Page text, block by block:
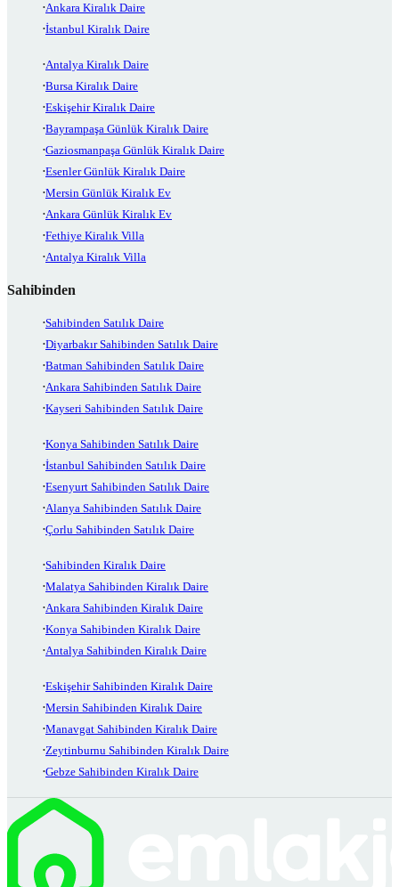
Ankara Kiralık Daire
İstanbul Kiralık Daire
Antalya Kiralık Daire
Bursa Kiralık Daire
Eskişehir Kiralık Daire
Bayrampaşa Günlük Kiralık Daire
Gaziosmanpaşa Günlük Kiralık Daire
Esenler Günlük Kiralık Daire
Mersin Günlük Kiralık Ev
Ankara Günlük Kiralık Ev
Fethiye Kiralık Villa
Antalya Kiralık Villa
Sahibinden
Sahibinden Satılık Daire
Diyarbakır Sahibinden Satılık Daire
Batman Sahibinden Satılık Daire
Ankara Sahibinden Satılık Daire
Kayseri Sahibinden Satılık Daire
Konya Sahibinden Satılık Daire
İstanbul Sahibinden Satılık Daire
Esenyurt Sahibinden Satılık Daire
Alanya Sahibinden Satılık Daire
Çorlu Sahibinden Satılık Daire
Sahibinden Kiralık Daire
Malatya Sahibinden Kiralık Daire
Ankara Sahibinden Kiralık Daire
Konya Sahibinden Kiralık Daire
Antalya Sahibinden Kiralık Daire
Eskişehir Sahibinden Kiralık Daire
Mersin Sahibinden Kiralık Daire
Manavgat Sahibinden Kiralık Daire
Zeytinburnu Sahibinden Kiralık Daire
Gebze Sahibinden Kiralık Daire